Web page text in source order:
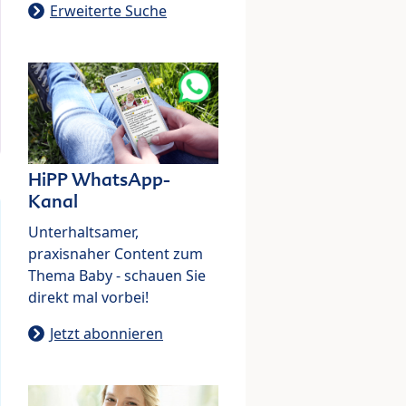
Erweiterte Suche
HiPP WhatsApp-
Kanal
Unterhaltsamer,
praxisnaher Content zum
Thema Baby - schauen Sie
direkt mal vorbei!
Jetzt abonnieren